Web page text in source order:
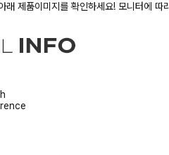
래 제품이미지를 확인하세요! 모니터에 따